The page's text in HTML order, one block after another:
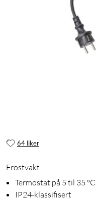
64 liker
Frostvakt
Termostat på 5 til 35 °C
IP24-klassifisert